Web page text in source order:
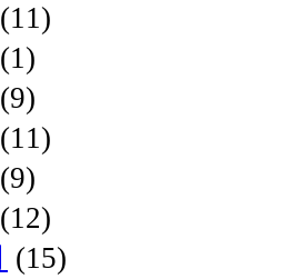
(11)
(1)
(9)
(11)
(9)
(12)
(15)